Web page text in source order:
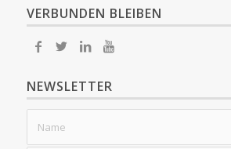
VERBUNDEN BLEIBEN
NEWSLETTER